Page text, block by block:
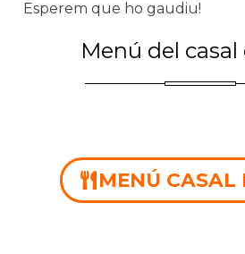
Esperem que ho gaudiu!
Menú del
MENÚ CASAL